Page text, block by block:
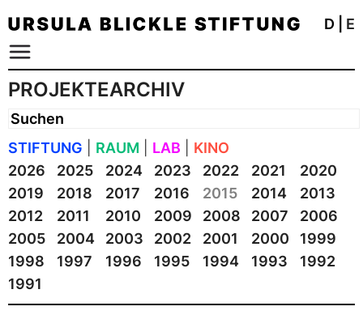
D E
PROJEKTEARCHIV
STIFTUNG RAUM LAB
KINO
2026
2025 2024 2023 2022 2021
2020
2019
2018 2017 2016 2015 2014
2013
2012
2011 2010 2009 2008 2007
2006
2005
2004 2003 2002 2001 2000
1999
1998
1997 1996 1995 1994 1993
1992
1991